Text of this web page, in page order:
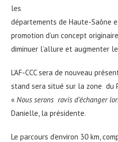
les
départements de Haute-Saône
promotion d’un concept
diminuer l’allure et augmenter
L’AF-CCC sera de nouveau
stand sera situé sur la zone du
«Nous serons ravis d’échanger
Danielle, la présidente.
Le parcours d’environ 30 km,